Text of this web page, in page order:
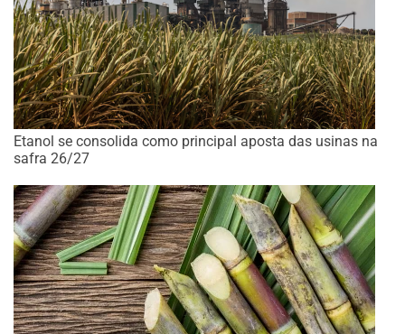
Etanol se consolida como principal aposta das usinas na
safra 26/27